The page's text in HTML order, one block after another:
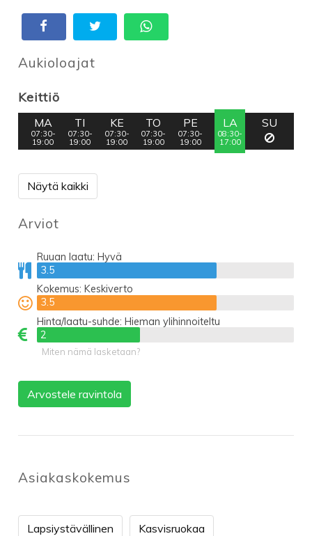
Aukioloajat
Keittiö
MA
07:30-
19:00
TI
07:30-
19:00
KE
07:30-
19:00
TO
07:30-
19:00
PE
07:30-
19:00
LA
08:30-
17:00
SU
Näytä kaikki
Arviot
Ruuan laatu:Hyvä
3.5
3.5
Kokemus: Keskiverto
3.5
3.5
Hinta/laatu-suhde:Hieman ylihinnoiteltu
2
2
Miten nämä lasketaan?
Arvostele ravintola
Asiakaskokemus
Lapsiystävällinen Kasvisruokaa